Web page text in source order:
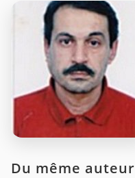
Du même auteur